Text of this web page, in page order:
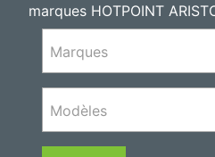
marques HOTPOINT
Marques
Modèles